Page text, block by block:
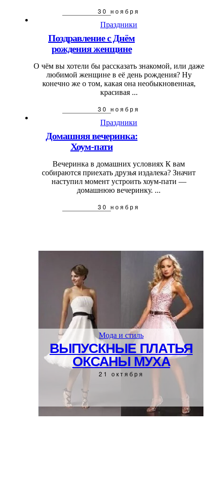
30 ноября
Праздники
Поздравление с Днём
рождения женщине
О чём вы хотели бы рассказать знакомой, или даже
любимой женщине в её день рождения? Ну
конечно же о том, какая она необыкновенная,
красивая ...
30 ноября
Праздники
Домашняя вечеринка:
Хоум-пати
Вечеринка в домашних условиях К вам
собираются приехать друзья издалека? Значит
наступил момент устроить хоум-пати —
домашнюю вечеринку. ...
30 ноября
Мода и стиль
ВЫПУСКНЫЕ ПЛАТЬЯ
ОКСАНЫ МУХА
21 октября